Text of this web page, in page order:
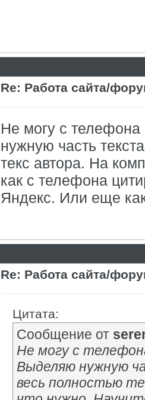
Re: Работа сайта/
Не могу с
нужную часть
текс автора. На
как с телефона
Яндекс. Или еще
Re: Работа сайта/
Цитата:
Сообщение от
Не могу с
Выделяю нужную
весь полностью